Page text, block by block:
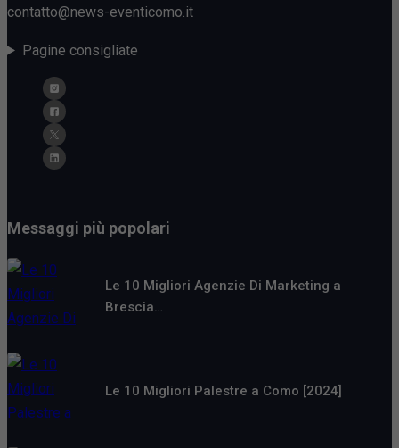
contatto@news-eventicomo.it
Pagine consigliate
Messaggi più popolari
Le 10 Migliori Agenzie Di Marketing a
Brescia…
Le 10 Migliori Palestre a Como [2024]